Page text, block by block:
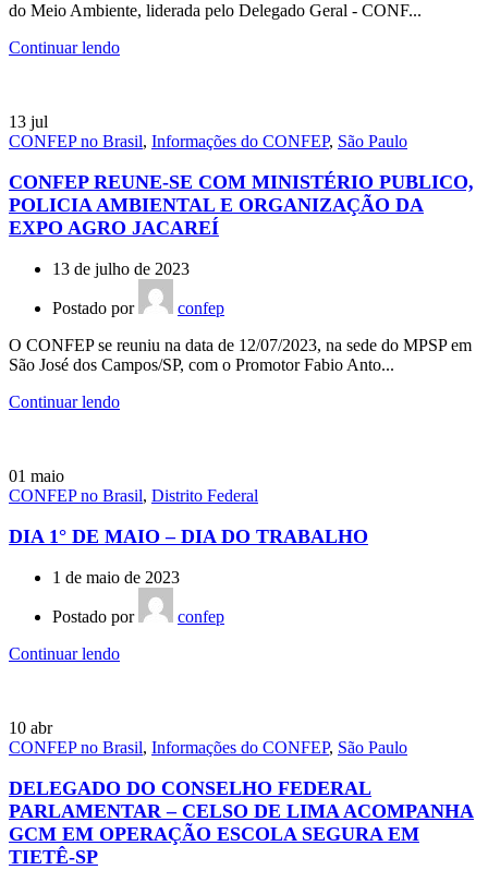
do Meio Ambiente, liderada pelo Delegado Geral - CONF...
Continuar lendo
13 jul
CONFEP no Brasil, Informações do CONFEP, São Paulo
CONFEP REUNE-SE COM MINISTÉRIO PUBLICO,
POLICIA AMBIENTAL E ORGANIZAÇÃO DA
EXPO AGRO JACAREÍ
13 de julho de 2023
Postado por
confep
O CONFEP se reuniu na data de 12/07/2023, na sede do MPSP em
São José dos Campos/SP, com o Promotor Fabio Anto...
Continuar lendo
01 maio
CONFEP no Brasil, Distrito Federal
DIA 1° DE MAIO – DIA DO TRABALHO
1 de maio de 2023
Postado por
confep
Continuar lendo
10 abr
CONFEP no Brasil, Informações do CONFEP, São Paulo
DELEGADO DO CONSELHO FEDERAL
PARLAMENTAR – CELSO DE LIMA ACOMPANHA
GCM EM OPERAÇÃO ESCOLA SEGURA EM
TIETÊ-SP